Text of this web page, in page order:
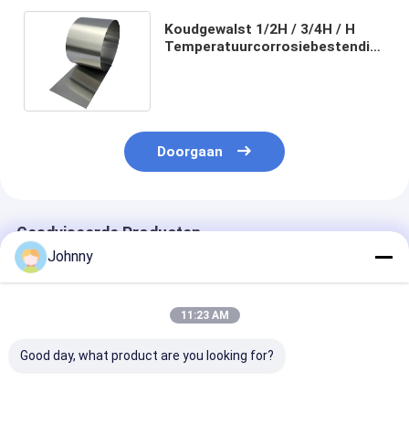
Koudgewalst 1/2H / 3/4H / H
Temperatuurcorrosiebestendig
Doorgaan
Geadviseerde Producten
Johnny
11:23 AM
Good day, what product are you looking for?